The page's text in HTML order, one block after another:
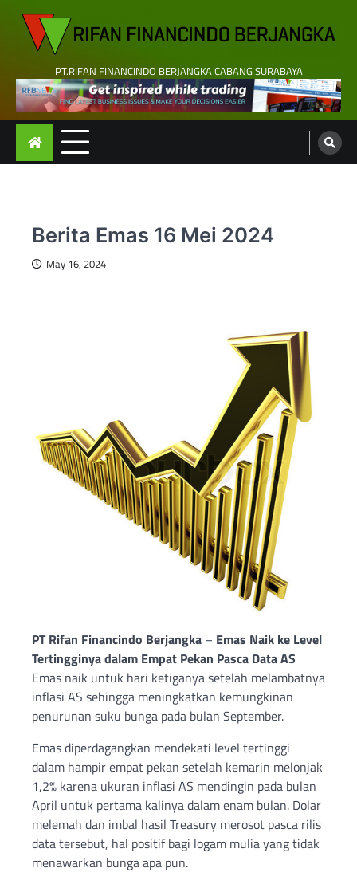
content
PT.RIFAN FINANCINDO BERJANGKA CABANG SURABAYA
Berita Emas 16 Mei 2024
May 16, 2024
PT Rifan Financindo Berjangka – Emas Naik ke Level
Tertingginya dalam Empat Pekan Pasca Data AS
Emas naik untuk hari ketiganya setelah melambatnya
inflasi AS sehingga meningkatkan kemungkinan
penurunan suku bunga pada bulan September.
Emas diperdagangkan mendekati level tertinggi
dalam hampir empat pekan setelah kemarin melonjak
1,2% karena ukuran inflasi AS mendingin pada bulan
April untuk pertama kalinya dalam enam bulan. Dolar
melemah dan imbal hasil Treasury merosot pasca rilis
data tersebut, hal positif bagi logam mulia yang tidak
menawarkan bunga apa pun.